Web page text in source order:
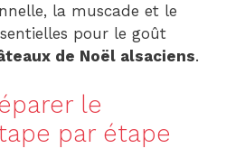
la muscade et le
pour le goût
de Noël alsaciens.
le
par étape